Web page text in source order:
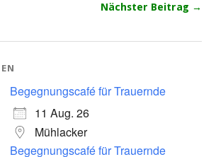
Nächster Beitrag →
Begegnungscafé für Trauernde
11 Aug. 26
Mühlacker
Begegnungscafé für Trauernde